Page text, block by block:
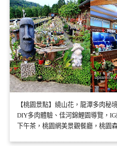
【桃園景點】繞山花，龍潭多肉秘
DIY多肉體驗、佳河錦鯉園導覽，
下午茶，桃園網美景觀餐廳，桃園